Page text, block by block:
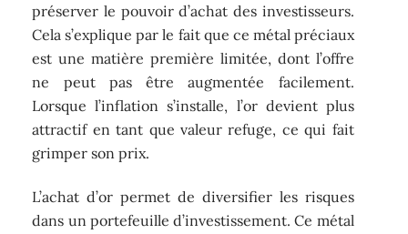
préserver le pouvoir d’achat des investisseurs.
Cela s’explique par le fait que ce métal préciaux
est une matière première limitée, dont l’offre
ne peut pas être augmentée facilement.
Lorsque l’inflation s’installe, l’or devient plus
attractif en tant que valeur refuge, ce qui fait
grimper son prix.
L’achat d’or permet de diversifier les risques
dans un portefeuille d’investissement. Ce métal